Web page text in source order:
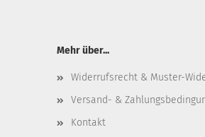
Mehr über...
Widerrufsrecht & Muster-
Versand- &
Kontakt